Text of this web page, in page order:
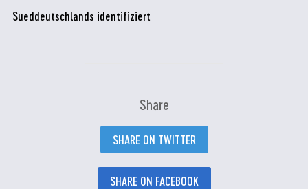
Sueddeutschlands identifiziert
Share
SHARE ON TWITTER
SHARE ON FACEBOOK